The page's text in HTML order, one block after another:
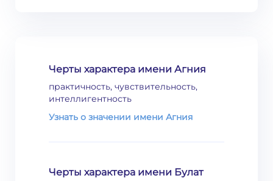
Черты характера имени Агния
практичность, чувствительность,
интеллигентность
Узнать о значении имени Агния
Черты характера имени Булат